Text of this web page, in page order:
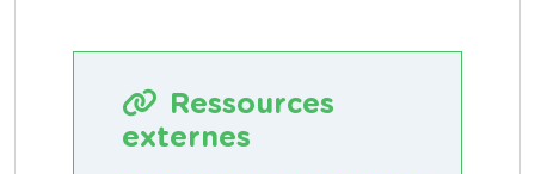
Ressources
externes